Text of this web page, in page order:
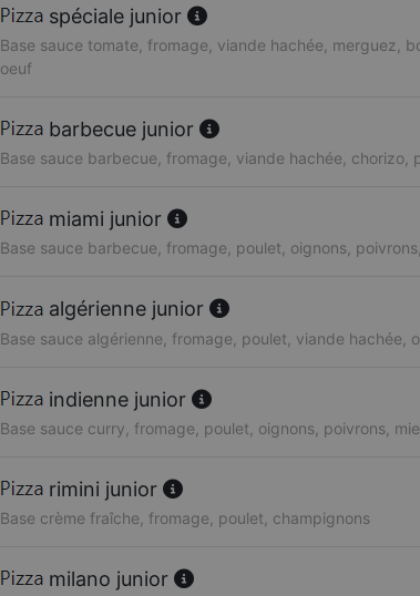
spéciale junior
Base sauce tomate, fromage, viande hachée, merguez,
oeuf
barbecue junior
Base sauce barbecue, fromage, viande hachée, chorizo,
miami junior
Base sauce barbecue, fromage, poulet, oignons,
algérienne junior
Base sauce algérienne, fromage, poulet, viande hachée,
indienne junior
Base sauce curry, fromage, poulet, oignons, poivrons,
rimini junior
Base crème fraîche, fromage, poulet, champignons
milano junior